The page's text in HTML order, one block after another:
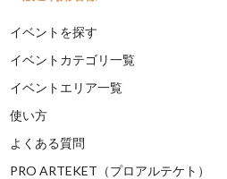
イベントを探す
イベントカテゴリ一覧
イベントエリア一覧
使い方
よくある質問
PRO ARTEKET（プロアルテケト）